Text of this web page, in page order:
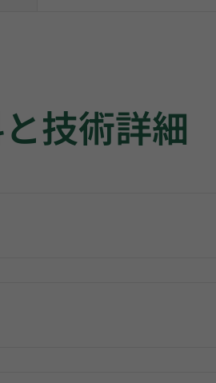
技術詳細